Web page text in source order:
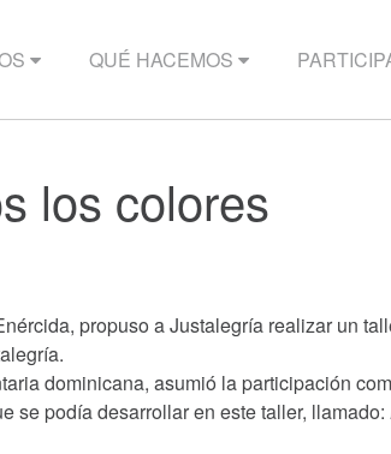
QUÉ HACEMOS
los colores
propuso a Justalegría realizar un
dominicana, asumió la participación
se podía desarrollar en este taller, llamado: